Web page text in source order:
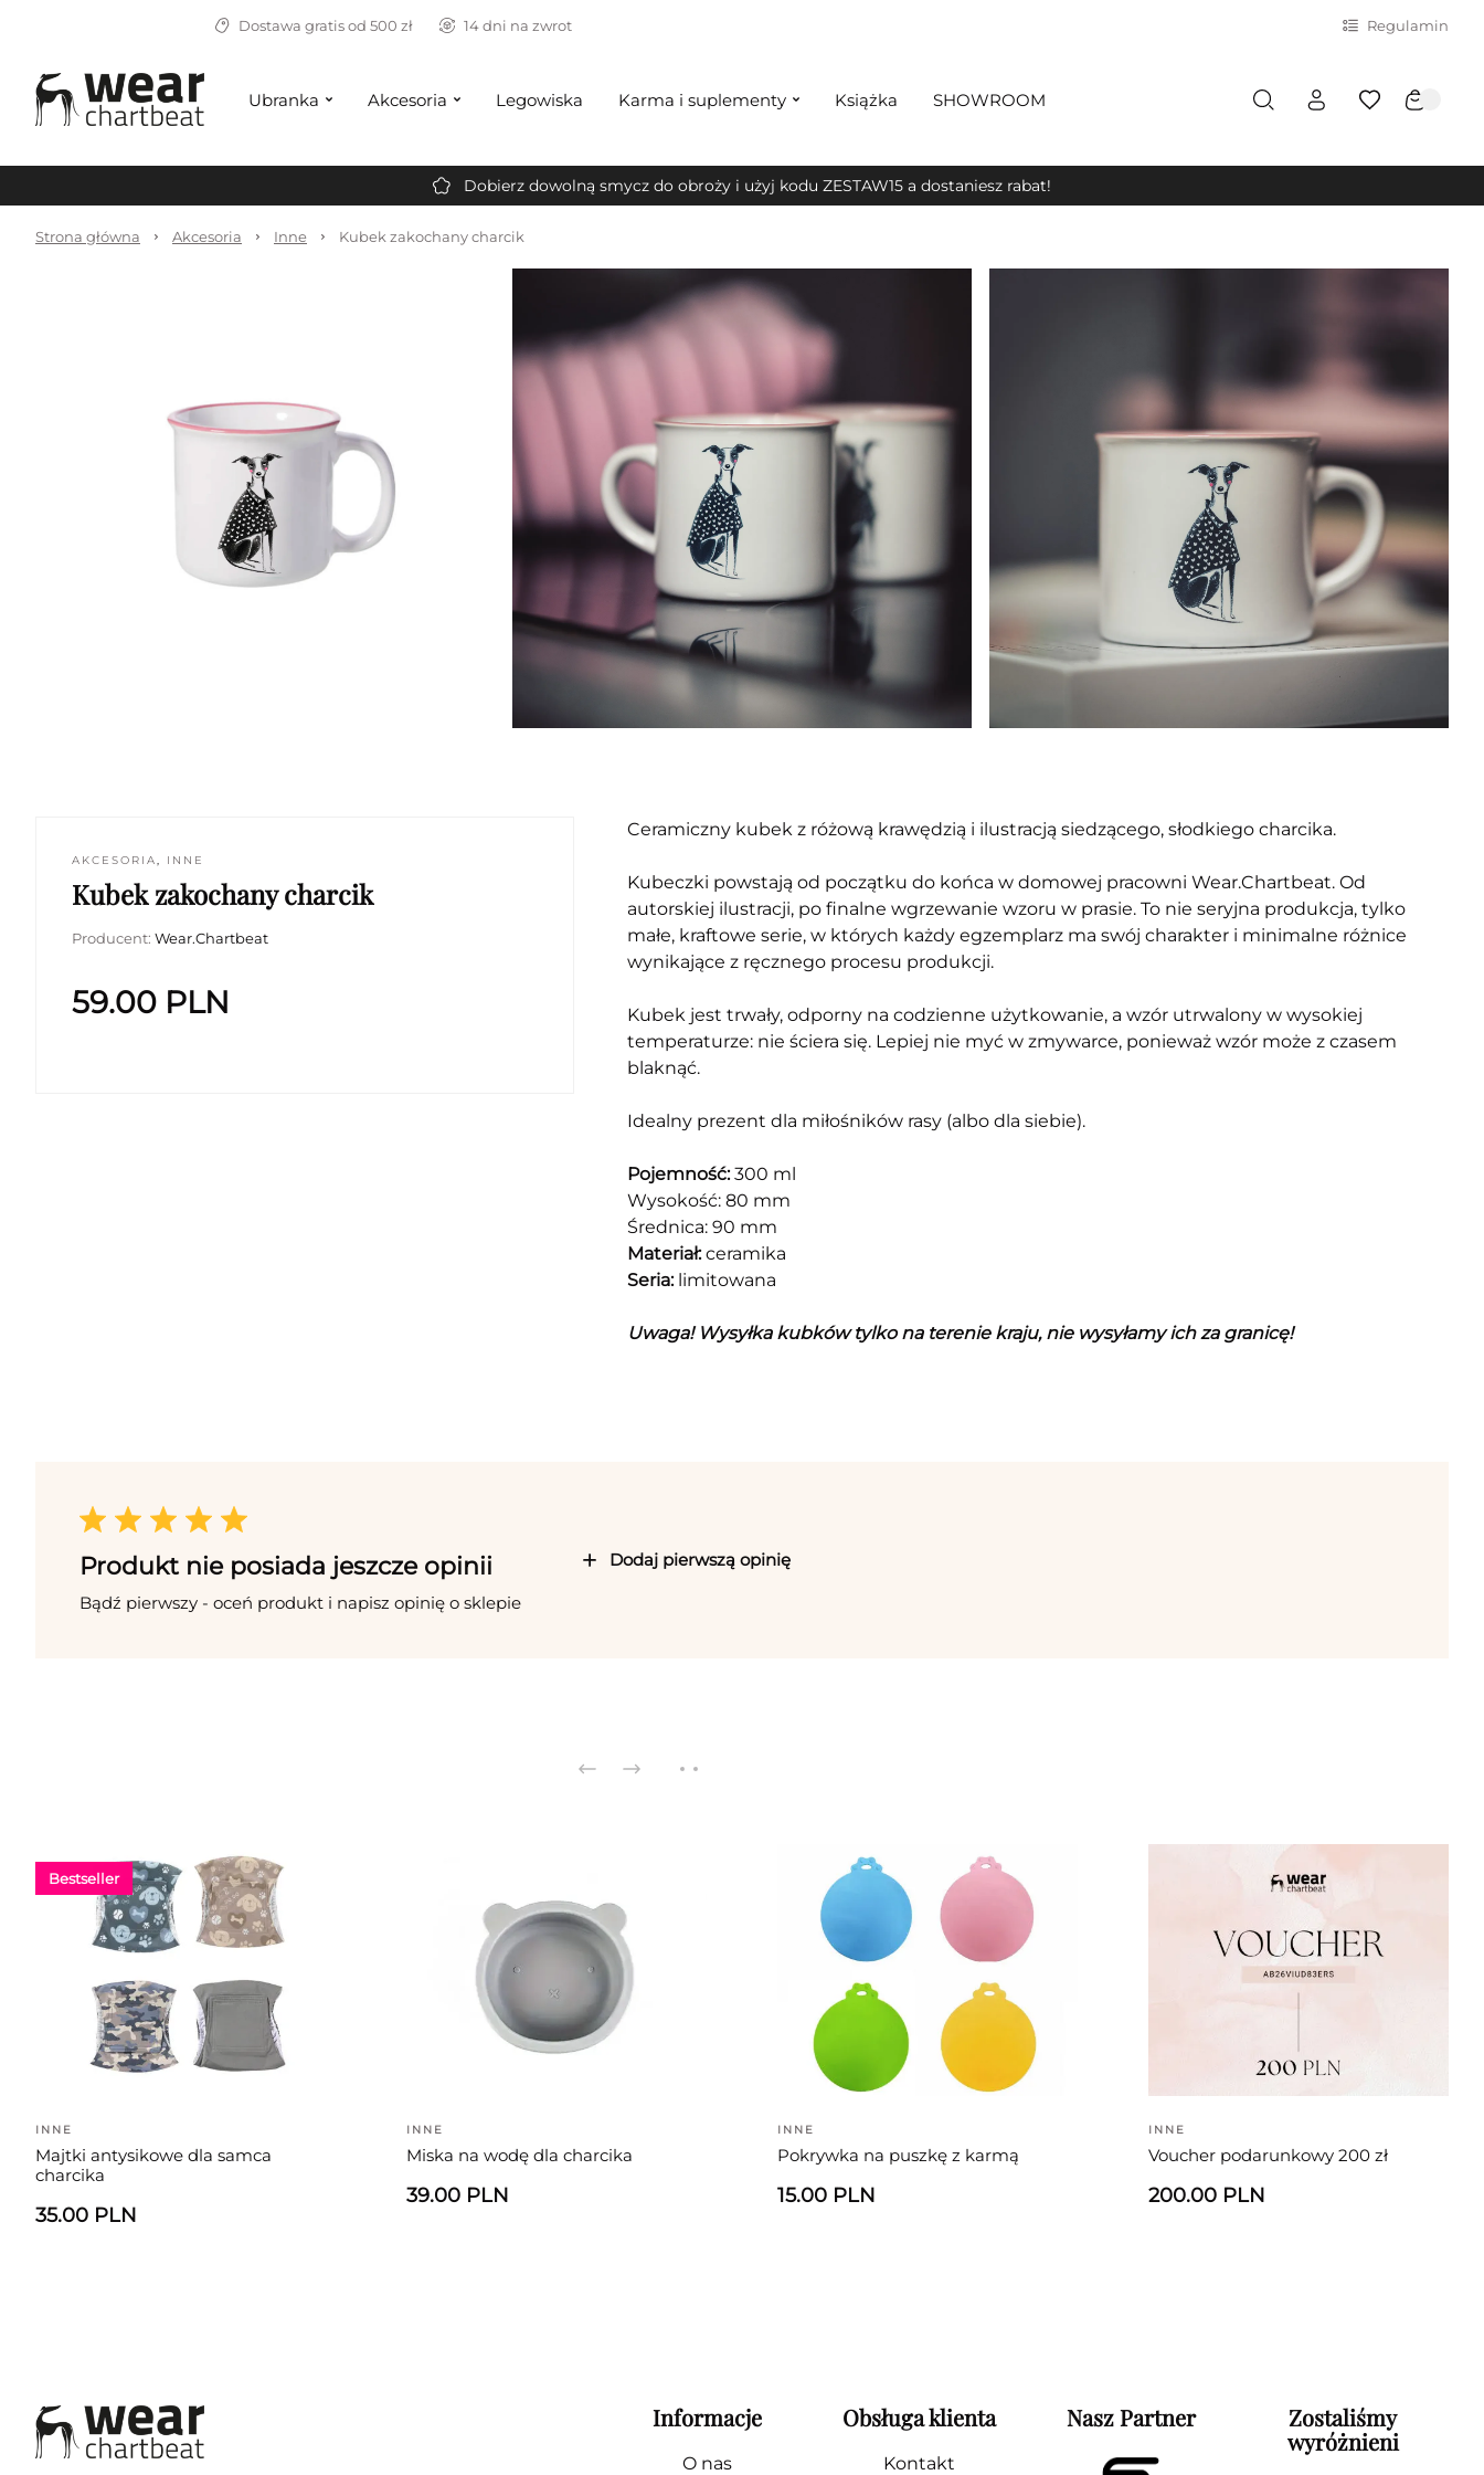
Dostawa gratis od 500 zł 14 dni na zwrot Regulamin
Ubranka Akcesoria Legowiska Karma i suplementy Książka SHOWROOM
Dobierz dowolną smycz do obroży i użyj kodu ZESTAW15 a dostaniesz rabat!
Strona główna Akcesoria Inne Kubek zakochany charcik
AKCESORIA, INNE
Kubek zakochany charcik
Producent: Wear.Chartbeat
59.00 PLN
Ceramiczny kubek z różową krawędzią i ilustracją siedzącego, słodkiego charcika.
Kubeczki powstają od początku do końca w domowej pracowni Wear.Chartbeat. Od
autorskiej ilustracji, po finalne wgrzewanie wzoru w prasie. To nie seryjna produkcja, tylko
małe, kraftowe serie, w których każdy egzemplarz ma swój charakter i minimalne różnice
wynikające z ręcznego procesu produkcji.
Kubek jest trwały, odporny na codzienne użytkowanie, a wzór utrwalony w wysokiej
temperaturze: nie ściera się. Lepiej nie myć w zmywarce, ponieważ wzór może z czasem
blaknąć.
Idealny prezent dla miłośników rasy (albo dla siebie).
Pojemność:300 ml
Wysokość: 80 mm
Średnica: 90 mm
Materiał:ceramika
Seria:limitowana
Uwaga! Wysyłka kubków tylko na terenie kraju, nie wysyłamy ich za granicę!
Produkt nie posiada jeszcze opinii
Bądź pierwszy - oceń produkt i napisz opinię o sklepie
Dodaj pierwszą opinię
Bestseller
INNE
Majtki antysikowe dla samca
charcika
35.00 PLN
INNE
Miska na wodę dla charcika
39.00 PLN
INNE
Pokrywka na puszkę z karmą
15.00 PLN
INNE
Voucher podarunkowy 200 zł
200.00 PLN
Informacje
O nas
Obsługa klienta
Kontakt
Nasz Partner
Zostaliśmy
wyróżnieni